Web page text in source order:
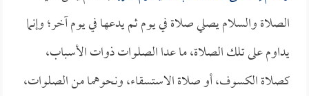
الصلاة والسلام يصلي صلاة في يوم ثم يدعها في يوم آخر؛ وإنما
يداوم على تلك الصلاة، ما عدا الصلوات ذوات الأسباب،
كصلاة الكسوف، أو صلاة الاستسقاء، ونحوهما من الصلوات،